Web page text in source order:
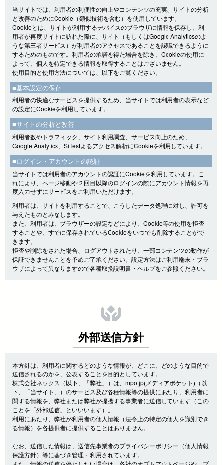
当サイトでは、利用者の利便性の向上やコンテンツの充実、サイトの分析
と改善のためにCookie（類似技術を含む）を使用しています。
Cookieとは、サイトが利用するデバイスのブラウザに情報を保存し、利
用者が再度サイトに訪れた際に、サイト（もしくはGoogle Analyticsのよ
うな第三者サービス）が利用者のアクセスであることを認識できるように
するためのものです。利用者の承諾を得た場合を除き、Cookieの使用に
よって、個人を特定できる情報を取得することはございません。
使用目的と使用方法については、以下をご覧ください。
■基本設定の保存
利用者の快適なサービスを提供するため、当サイトでは利用者の表示など
の設定にCookieを利用しています。
■サイトの分析と改善
利用者数やトラフィック、サイト利用調査、サービス向上のため、
Google Analytics、SiTestよるアクセス解析にCookieを利用しています。
■ログイン・アカウントの認証
当サイトでは利用者のアカウントの認証にCookieを利用しています。こ
れにより、ページ移動や２回目以降のログインの際にアカウント情報を再
度入力せずにサービスをご利用いただけます。
利用者は、サイトを利用することで、こうしたデータ処理に対し、許可を
与えたものとみなします。
また、利用者は、ブラウザーの設定などにより、Cookie等の使用を拒否
することや、すでに保存されているCookieをいつでも削除することがで
きます。
拒否や削除をされた場合、ログアウトされたり、一部コンテンツの動作が
保証できませんことを予めご了承ください。設定方法はご利用端末・ブラ
ウザによって異なりますので各種取扱説明書・ヘルプをご参照ください。
外部送信方針
本方針は、利用者に関するどのような情報が、どこに、どのような目的で
送信されるのかを、公表することを目的としています。
株式会社ネックス（以下、「弊社」）は、mpo.jp(メディアポケット)（以
下、「当サイト」）のサービス及び各種情報等の提供にあたり、利用者に
関する情報を、弊社または弊社が提携する事業者に送信しています（この
ことを「外部送信」といいいます）。
利用にあたり、弊社が利用者の個人情報（法令上の特定の個人を識別でき
る情報）を各提供者に提供することはありません。
なお、送信した情報は、送信先事業者のプライバシーポリシー（個人情報
保護方針）等に基づき管理・利用されています。
また、情報の送信を停止したい場合は、各社のオプトアウトページや、ブ